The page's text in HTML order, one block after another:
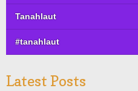
Tanahlaut
#tanahlaut
Latest Posts